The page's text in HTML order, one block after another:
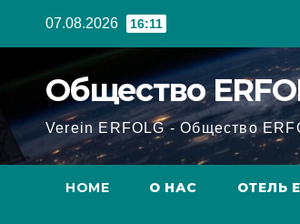
07.08.2026 16:11
Общество
Verein ERFOLG - Общество
HOME О НАС ОТЕЛЬ